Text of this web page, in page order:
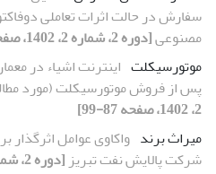
سفارش در حالت اثرات تعاملی
مصنوعی[دوره 2، شماره 2، 1402، صفحه 149-158]
موتورسیکلت اینترنت اشیاء در
پس از فروش موتورسیکلت (مورد
2، 1402، صفحه 87-99]
میراث برند واکاوی عوامل اثرگذار
شرکت پالایش نفت تبریز [دوره 2، شماره 1، 1402، صفحه 101-116]